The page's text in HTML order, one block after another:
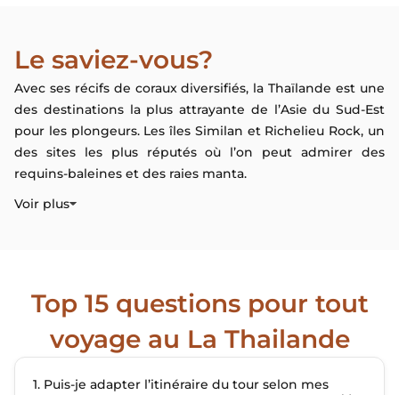
Le saviez-vous?
Avec ses récifs de coraux diversifiés, la Thaïlande est une
des destinations la plus attrayante de l’Asie du Sud-Est
pour les plongeurs. Les îles Similan et Richelieu Rock, un
des sites les plus réputés où l’on peut admirer des
requins-baleines et des raies manta.
Voir plus
Top 15 questions pour tout
voyage au La Thailande
1. Puis‑je adapter l’itinéraire du tour selon mes